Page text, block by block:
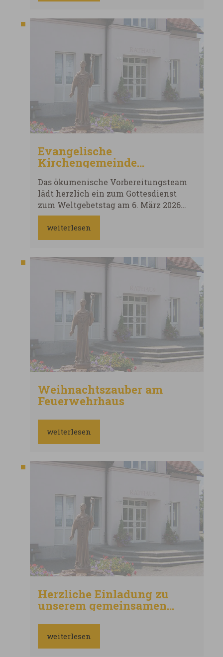
Evangelische
Kirchengemeinde
Das ökumenische Vorbereitungsteam
lädt herzlich ein zum Gottesdienst
zum Weltgebetstag am 6. März 2026
um 19 Uhr im evangelischen
Gemeindehaus in Schopflohe.
HerzlicheEinladungWTG26-1.pdf
weiterlesen
Weihnachtszauber am
Feuerwehrhaus
weiterlesen
Herzliche Einladung zu
unserem gemeinsamen
Hausen
weiterlesen